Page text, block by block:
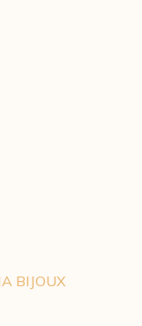
BIJOUX